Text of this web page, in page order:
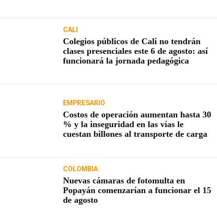
CALI
Colegios públicos de Cali no tendrán
clases presenciales este 6 de agosto: así
funcionará la jornada pedagógica
EMPRESARIO
Costos de operación aumentan hasta 30
% y la inseguridad en las vías le
cuestan billones al transporte de carga
COLOMBIA
Nuevas cámaras de fotomulta en
Popayán comenzarían a funcionar el 15
de agosto